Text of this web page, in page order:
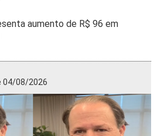
aumento de R$ 96 em
04/08/2026